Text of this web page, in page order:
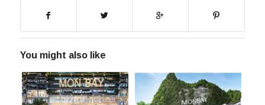
You might also like